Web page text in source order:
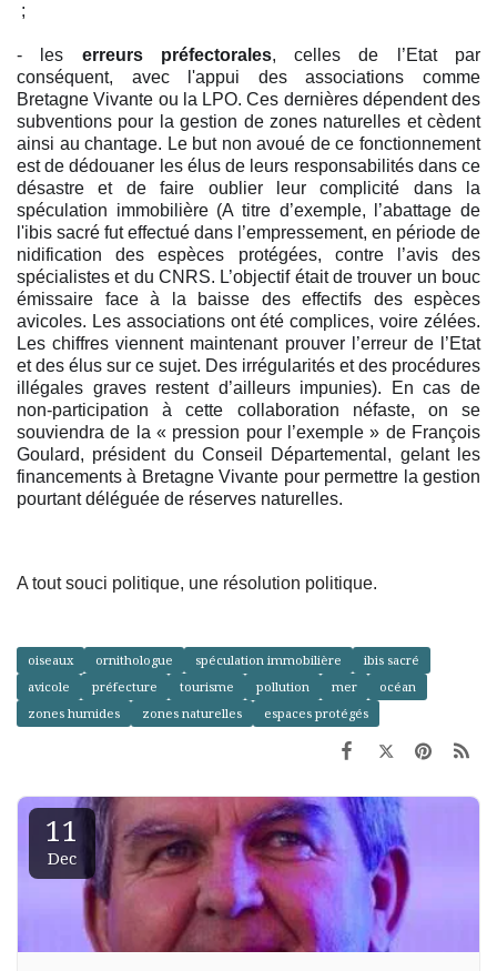
;
- les erreurs préfectorales, celles de l’Etat par
conséquent, avec l'appui des associations comme
Bretagne Vivante ou la LPO. Ces dernières dépendent des
subventions pour la gestion de zones naturelles et cèdent
ainsi au chantage. Le but non avoué de ce fonctionnement
est de dédouaner les élus de leurs responsabilités dans ce
désastre et de faire oublier leur complicité dans la
spéculation immobilière (A titre d’exemple, l’abattage de
l'ibis sacré fut effectué dans l’empressement, en période de
nidification des espèces protégées, contre l’avis des
spécialistes et du CNRS. L’objectif était de trouver un bouc
émissaire face à la baisse des effectifs des espèces
avicoles. Les associations ont été complices, voire zélées.
Les chiffres viennent maintenant prouver l’erreur de l’Etat
et des élus sur ce sujet. Des irrégularités et des procédures
illégales graves restent d’ailleurs impunies). En cas de
non-participation à cette collaboration néfaste, on se
souviendra de la « pression pour l’exemple » de François
Goulard, président du Conseil Départemental, gelant les
financements à Bretagne Vivante pour permettre la gestion
pourtant déléguée de réserves naturelles.
A tout souci politique, une résolution politique.
oiseaux ornithologue spéculation immobilière
ibis sacré
avicole
préfecture tourisme pollution mer
océan
zones humides
zones naturelles espaces protégés
11
Dec